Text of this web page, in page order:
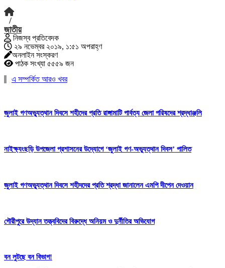
/
জাতীয়
নিজস্ব প্রতিবেদক
২৯ নভেম্বর ২০১৯, ১:৫১ অপরাহ্ণ
অনলাইন সংস্করণ
পাঠক সংখ্যা ৫৫৫৯ জন
এ সম্পর্কিত আরও খবর
জুলাই গণঅভ্যুত্থান দিবসে শহীদের প্রতি রাঙ্গামাটি পার্বত্য জেলা পরিষদের শ্রদ্ধাঞ্জলি
নাইক্ষ্যংছড়ি উপজেলা প্রশাসনের উদ্যোগে ‘জুলাই গণ-অভ্যুত্থান দিবস’ পালিত
জুলাই গণঅভ্যুত্থান দিবসে শহীদদের প্রতি শ্রদ্ধা জানালেন এমপি দীপেন দেওয়ান
গৌরীপুরে উদ্যান তত্ত্ববিদের বিরুদ্ধে অনিয়ম ও দুর্নীতির অভিযোগ
বন লুটছে বন বিভাগ!